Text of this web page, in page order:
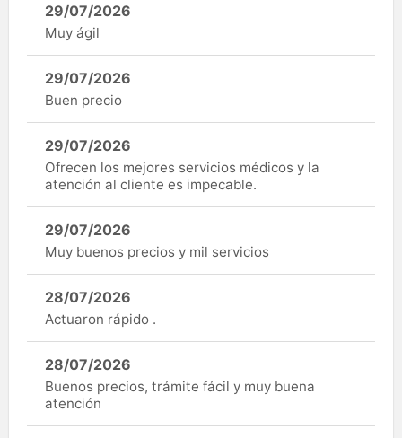
29/07/2026
Muy ágil
29/07/2026
Buen precio
29/07/2026
Ofrecen los mejores servicios médicos y la
atención al cliente es impecable.
29/07/2026
Muy buenos precios y mil servicios
28/07/2026
Actuaron rápido .
28/07/2026
Buenos precios, trámite fácil y muy buena
atención